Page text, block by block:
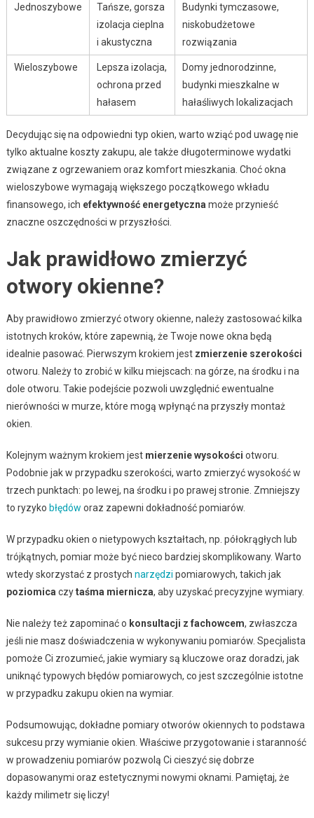
Jednoszybowe
Tańsze, gorsza
izolacja cieplna
i akustyczna
Budynki tymczasowe,
niskobudżetowe
rozwiązania
Wieloszybowe
Lepsza izolacja,
ochrona przed
hałasem
Domy jednorodzinne,
budynki mieszkalne w
hałaśliwych lokalizacjach
Decydując się na odpowiedni typ okien, warto wziąć pod uwagę nie
tylko aktualne koszty zakupu, ale także długoterminowe wydatki
związane z ogrzewaniem oraz komfort mieszkania. Choć okna
wieloszybowe wymagają większego początkowego wkładu
finansowego, ich efektywność energetyczna może przynieść
znaczne oszczędności w przyszłości.
Jak prawidłowo zmierzyć
otwory okienne?
Aby prawidłowo zmierzyć otwory okienne, należy zastosować kilka
istotnych kroków, które zapewnią, że Twoje nowe okna będą
idealnie pasować. Pierwszym krokiem jest zmierzenie szerokości
otworu. Należy to zrobić w kilku miejscach: na górze, na środku i na
dole otworu. Takie podejście pozwoli uwzględnić ewentualne
nierówności w murze, które mogą wpłynąć na przyszły montaż
okien.
Kolejnym ważnym krokiem jest mierzenie wysokości otworu.
Podobnie jak w przypadku szerokości, warto zmierzyć wysokość w
trzech punktach: po lewej, na środku i po prawej stronie. Zmniejszy
to ryzyko błędów oraz zapewni dokładność pomiarów.
W przypadku okien o nietypowych kształtach, np. półokrągłych lub
trójkątnych, pomiar może być nieco bardziej skomplikowany. Warto
wtedy skorzystać z prostych narzędzi pomiarowych, takich jak
poziomica czytaśma miernicza, aby uzyskać precyzyjne wymiary.
Nie należy też zapominać o konsultacji z fachowcem, zwłaszcza
jeśli nie masz doświadczenia w wykonywaniu pomiarów. Specjalista
pomoże Ci zrozumieć, jakie wymiary są kluczowe oraz doradzi, jak
uniknąć typowych błędów pomiarowych, co jest szczególnie istotne
w przypadku zakupu okien na wymiar.
Podsumowując, dokładne pomiary otworów okiennych to podstawa
sukcesu przy wymianie okien. Właściwe przygotowanie i staranność
w prowadzeniu pomiarów pozwolą Ci cieszyć się dobrze
dopasowanymi oraz estetycznymi nowymi oknami. Pamiętaj, że
każdy milimetr się liczy!